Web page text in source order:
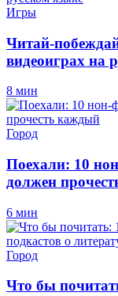
Игры
Читай-
видеоиграх на
8 мин
Город
Поехали: 10
должен
6 мин
Город
Что бы